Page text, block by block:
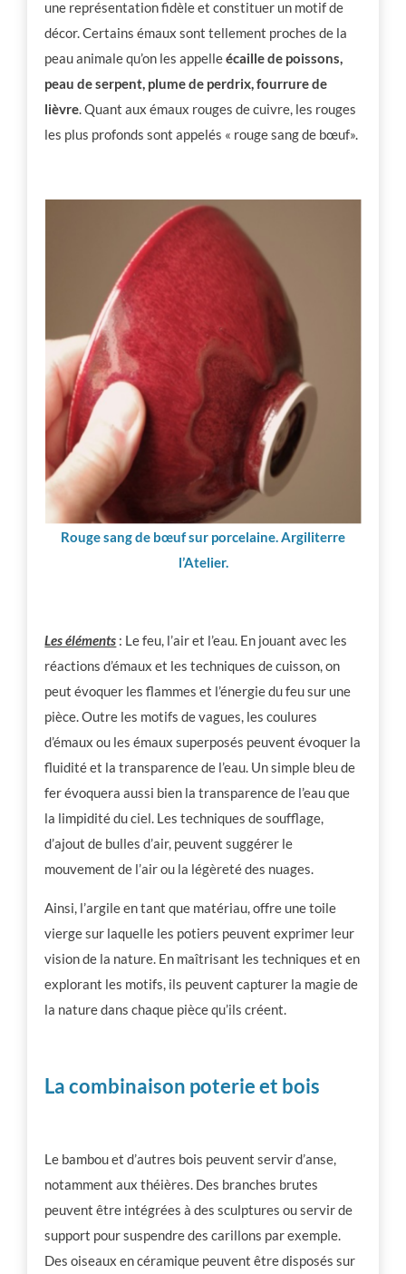
une représentation fidèle et constituer un motif de
décor. Certains émaux sont tellement proches de la
peau animale qu’on les appelleécaille de poissons,
peau de serpent, plume de perdrix, fourrure de
lièvre. Quant aux émaux rouges de cuivre, les rouges
les plus profonds sont appelés « rouge sang de bœuf».
Rouge sang de bœuf sur porcelaine. Argiliterre
l’Atelier.
Les éléments : Le feu, l’air et l’eau. En jouant avec les
réactions d’émaux et les techniques de cuisson, on
peut évoquer les flammes et l’énergie du feu sur une
pièce. Outre les motifs de vagues, les coulures
d’émaux ou les émaux superposés peuvent évoquer la
fluidité et la transparence de l’eau. Un simple bleu de
fer évoquera aussi bien la transparence de l’eau que
la limpidité du ciel. Les techniques de soufflage,
d’ajout de bulles d’air, peuvent suggérer le
mouvement de l’air ou la légèreté des nuages.
Ainsi, l’argile en tant que matériau, offre une toile
vierge sur laquelle les potiers peuvent exprimer leur
vision de la nature. En maîtrisant les techniques et en
explorant les motifs, ils peuvent capturer la magie de
la nature dans chaque pièce qu’ils créent.
La combinaison poterie et bois
Le bambou et d’autres bois peuvent servir d’anse,
notamment aux théières. Des branches brutes
peuvent être intégrées à des sculptures ou servir de
support pour suspendre des carillons par exemple.
Des oiseaux en céramique peuvent être disposés sur